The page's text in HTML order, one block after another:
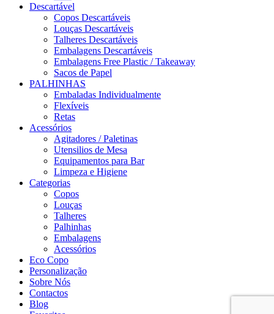
Descartável
Copos Descartáveis
Louças Descartáveis
Talheres Descartáveis
Embalagens Descartáveis
Embalagens Free Plastic / Takeaway
Sacos de Papel
PALHINHAS
Embaladas Individualmente
Flexíveis
Retas
Acessórios
Agitadores / Paletinas
Utensilios de Mesa
Equipamentos para Bar
Limpeza e Higiene
Categorias
Copos
Louças
Talheres
Palhinhas
Embalagens
Acessórios
Eco Copo
Personalização
Sobre Nós
Contactos
Blog